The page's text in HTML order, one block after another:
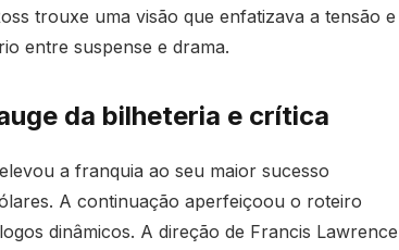
trouxe uma visão que enfatizava a tensão e
entre suspense e drama.
da bilheteria e crítica
a franquia ao seu maior sucesso
A continuação aperfeiçoou o roteiro
dinâmicos. A direção de Francis Lawrence